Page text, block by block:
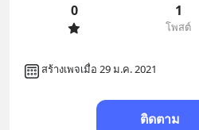
0 1
โพสต์
สร้างเพจเมื่อ 29 ม.ค. 2021
ติดตาม